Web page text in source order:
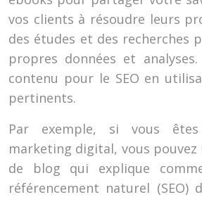
vos clients à résoudre leurs
des études et des recherches
propres données et
contenu pour le SEO en
pertinents.
Par exemple, si vous
marketing digital, vous
de blog qui explique
référencement naturel (SEO)